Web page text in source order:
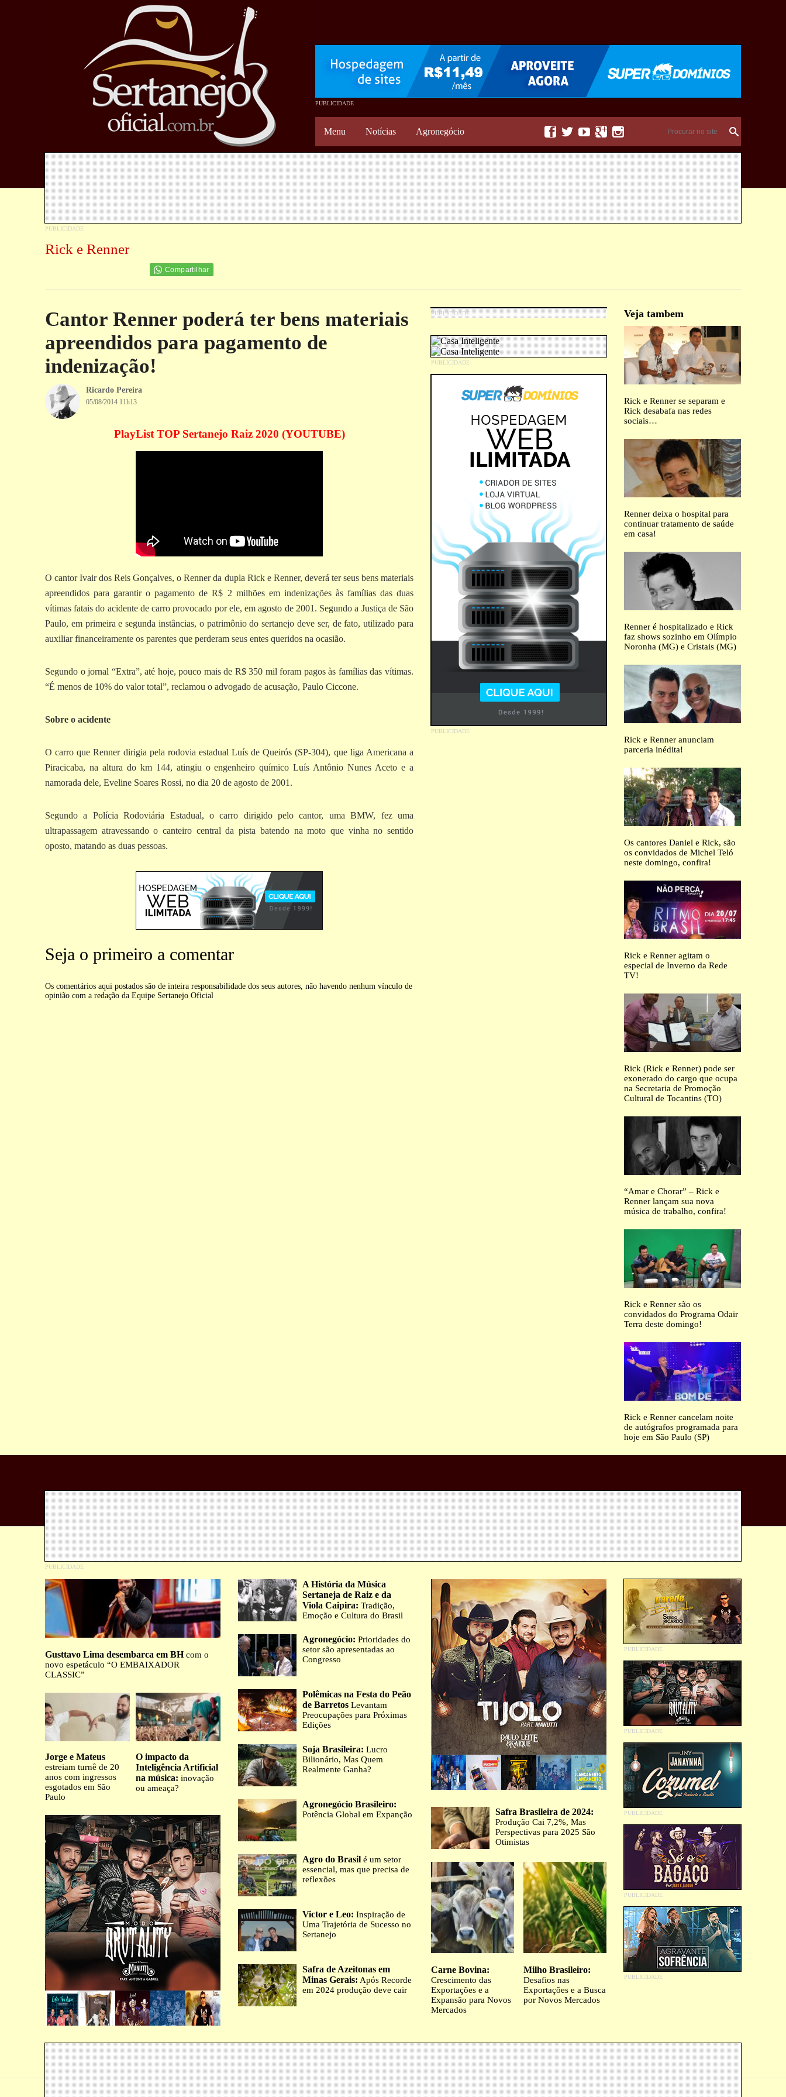
Menu Notícias Agronegócio     
Rick e Renner
Compartilhar
Cantor Renner poderá ter bens materiais
apreendidos para pagamento de
indenização!
Ricardo Pereira
05/08/2014 11h13
PlayList TOP Sertanejo Raiz 2020 (YOUTUBE)
O cantor Ivair dos Reis Gonçalves, o Renner da dupla Rick e Renner, deverá ter seus bens materiais
apreendidos para garantir o pagamento de R$ 2 milhões em indenizações às famílias das duas
vítimas fatais do acidente de carro provocado por ele, em agosto de 2001. Segundo a Justiça de São
Paulo, em primeira e segunda instâncias, o patrimônio do sertanejo deve ser, de fato, utilizado para
auxiliar financeiramente os parentes que perderam seus entes queridos na ocasião.
Segundo o jornal “Extra”, até hoje, pouco mais de R$ 350 mil foram pagos às famílias das vítimas.
“É menos de 10% do valor total”, reclamou o advogado de acusação, Paulo Ciccone.
Sobre o acidente
O carro que Renner dirigia pela rodovia estadual Luís de Queirós (SP-304), que liga Americana a
Piracicaba, na altura do km 144, atingiu o engenheiro químico Luís Antônio Nunes Aceto e a
namorada dele, Eveline Soares Rossi, no dia 20 de agosto de 2001.
Segundo a Polícia Rodoviária Estadual, o carro dirigido pelo cantor, uma BMW, fez uma
ultrapassagem atravessando o canteiro central da pista batendo na moto que vinha no sentido
oposto, matando as duas pessoas.
Seja o primeiro a comentar
Os comentários aqui postados são de inteira responsabilidade dos seus autores, não havendo nenhum vínculo de
opinião com a redação da Equipe Sertanejo Oficial
Veja tambem
Rick e Renner se separam e
Rick desabafa nas redes
sociais…
Renner deixa o hospital para
continuar tratamento de saúde
em casa!
Renner é hospitalizado e Rick
faz shows sozinho em Olímpio
Noronha (MG) e Cristais (MG)
Rick e Renner anunciam
parceria inédita!
Os cantores Daniel e Rick, são
os convidados de Michel Teló
neste domingo, confira!
Rick e Renner agitam o
especial de Inverno da Rede
TV!
Rick (Rick e Renner) pode ser
exonerado do cargo que ocupa
na Secretaria de Promoção
Cultural de Tocantins (TO)
“Amar e Chorar” – Rick e
Renner lançam sua nova
música de trabalho, confira!
Rick e Renner são os
convidados do Programa Odair
Terra deste domingo!
Rick e Renner cancelam noite
de autógrafos programada para
hoje em São Paulo (SP)
Gusttavo Lima desembarca em BHcom o
novo espetáculo “O EMBAIXADOR
CLASSIC”
Jorge e Mateus
estreiam turnê de 20
anos com ingressos
esgotados em São
Paulo
O impacto da
Inteligência Artificial
na música: inovação
ou ameaça?
A História da Música
Sertaneja de Raiz e da
Viola Caipira: Tradição,
Emoção e Cultura do Brasil
Agronegócio: Prioridades do
setor são apresentadas ao
Congresso
Polêmicas na Festa do Peão
de Barretos Levantam
Preocupações para Próximas
Edições
Soja Brasileira: Lucro
Bilionário, Mas Quem
Realmente Ganha?
Agronegócio Brasileiro:
Potência Global em Expanção
Agro do Brasil é um setor
essencial, mas que precisa de
reflexões
Victor e Leo: Inspiração de
Uma Trajetória de Sucesso no
Sertanejo
Safra de Azeitonas em
Minas Gerais: Após Recorde
em 2024 produção deve cair
Safra Brasileira de 2024:
Produção Cai 7,2%, Mas
Perspectivas para 2025 São
Otimistas
Carne Bovina:
Crescimento das
Exportações e a
Expansão para Novos
Mercados
Milho Brasileiro:
Desafios nas
Exportações e a Busca
por Novos Mercados